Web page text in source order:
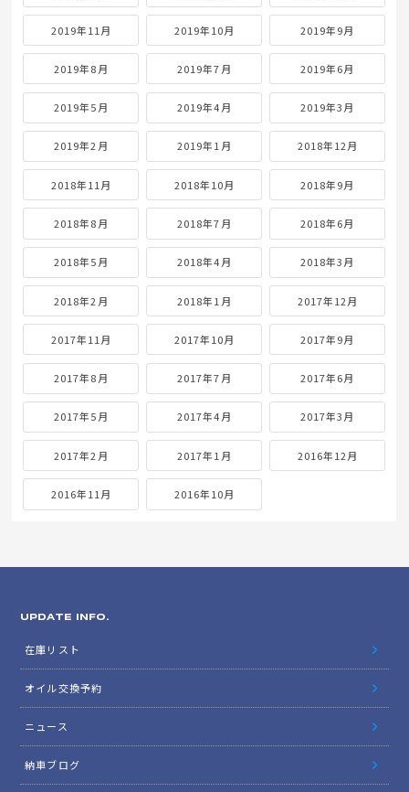
2019年11月 2019年10月 2019年9月
2019年8月 2019年7月 2019年6月
2019年5月 2019年4月 2019年3月
2019年2月 2019年1月 2018年12月
2018年11月 2018年10月 2018年9月
2018年8月 2018年7月 2018年6月
2018年5月 2018年4月 2018年3月
2018年2月 2018年1月 2017年12月
2017年11月 2017年10月 2017年9月
2017年8月 2017年7月 2017年6月
2017年5月 2017年4月 2017年3月
2017年2月 2017年1月 2016年12月
2016年11月 2016年10月
UPDATE INFO.
在庫リスト
オイル交換予約
ニュース
納車ブログ